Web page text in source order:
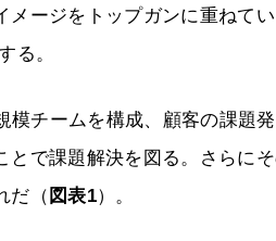
ージをトップガンに重ねて
る。
チームを構成、顧客の課題発
で課題解決を図る。さらに
だ（ 図表1）。